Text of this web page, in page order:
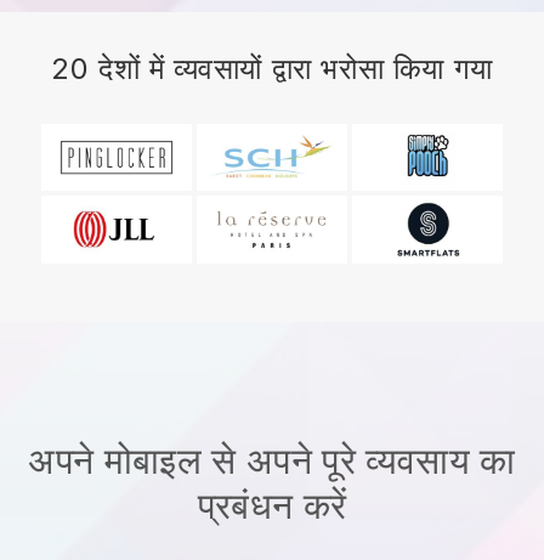
20 देशों में व्यवसायों द्वारा भरोसा किया गया
अपने मोबाइल से अपने पूरे व्यवसाय का
प्रबंधन करें